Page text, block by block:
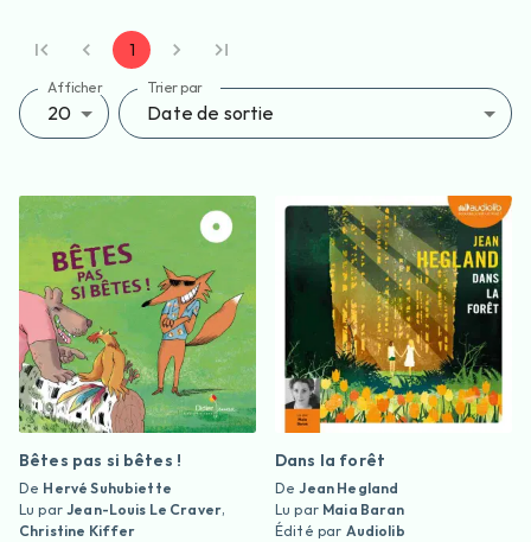
1
Afficher
20
Trier par
Date de sortie
Bêtes pas si bêtes !
De Hervé Suhubiette
Lu parJean-Louis Le Craver,
Christine Kiffer
Dans la forêt
DeJean Hegland
Lu par Maia Baran
Édité par Audiolib